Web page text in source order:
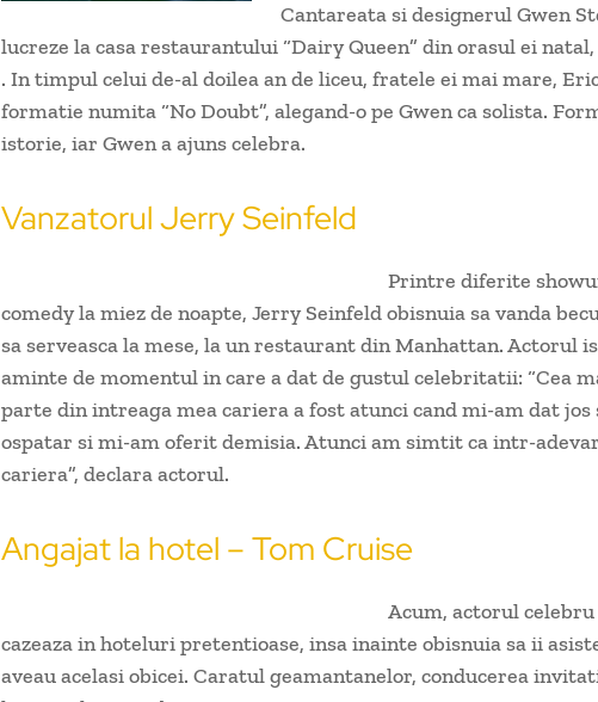
Cantareata si designerul Gwen
lucreze la casa restaurantului “Dairy Queen” din orasul ei
. In timpul celui de-al doilea an de liceu, fratele ei mai mare,
formatie numita “No Doubt”, alegand-o pe Gwen ca solista.
istorie, iar Gwen a ajuns celebra.
Vanzatorul Jerry Seinfeld
Printre diferite
comedy la miez de noapte, Jerry Seinfeld obisnuia sa vanda
sa serveasca la mese, la un restaurant din Manhattan. Actorul
aminte de momentul in care a dat de gustul celebritatii: “Cea
parte din intreaga mea cariera a fost atunci cand mi-am dat jos
ospatar si mi-am oferit demisia. Atunci am simtit ca intr-
cariera”, declara actorul.
Angajat la hotel – Tom Cruise
Acum, actorul celebru
cazeaza in hoteluri pretentioase, insa inainte obisnuia sa ii
aveau acelasi obicei. Caratul geamantanelor, conducerea